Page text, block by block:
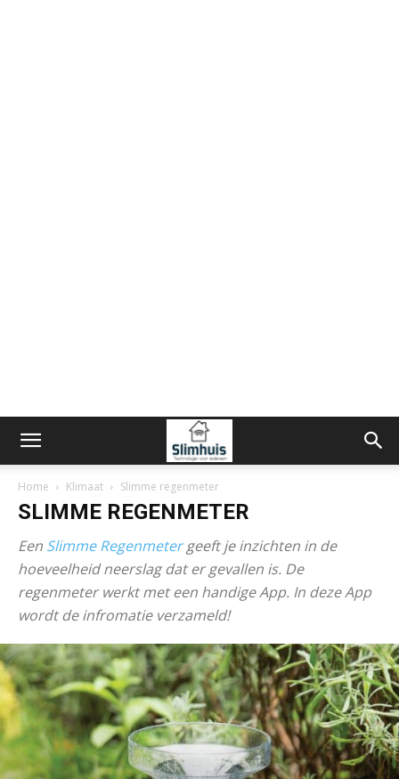
Home Klimaat Slimme regenmeter
SLIMME REGENMETER
Een Slimme Regenmetergeeft je inzichten in de
hoeveelheid neerslag dat er gevallen is. De
regenmeter werkt met een handige App. In deze App
wordt de infromatie verzameld!